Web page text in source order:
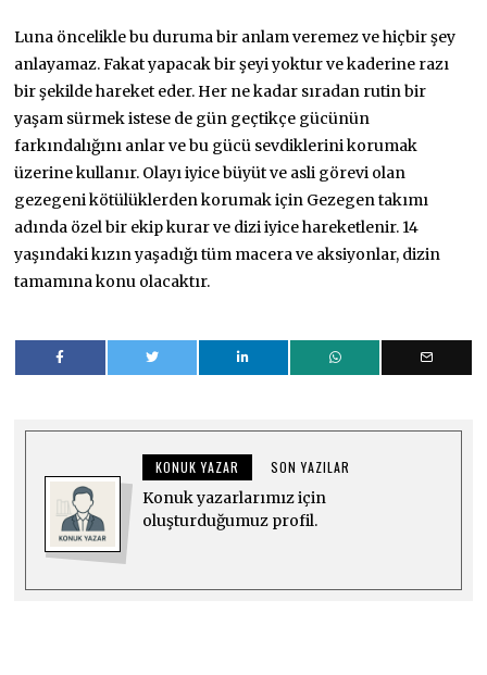
Luna öncelikle bu duruma bir anlam veremez ve hiçbir şey
anlayamaz. Fakat yapacak bir şeyi yoktur ve kaderine razı
bir şekilde hareket eder. Her ne kadar sıradan rutin bir
yaşam sürmek istese de gün geçtikçe gücünün
farkındalığını anlar ve bu gücü sevdiklerini korumak
üzerine kullanır. Olayı iyice büyüt ve asli görevi olan
gezegeni kötülüklerden korumak için Gezegen takımı
adında özel bir ekip kurar ve dizi iyice hareketlenir. 14
yaşındaki kızın yaşadığı tüm macera ve aksiyonlar, dizin
tamamına konu olacaktır.
KONUK YAZAR SON YAZILAR
Konuk yazarlarımız için
oluşturduğumuz profil.